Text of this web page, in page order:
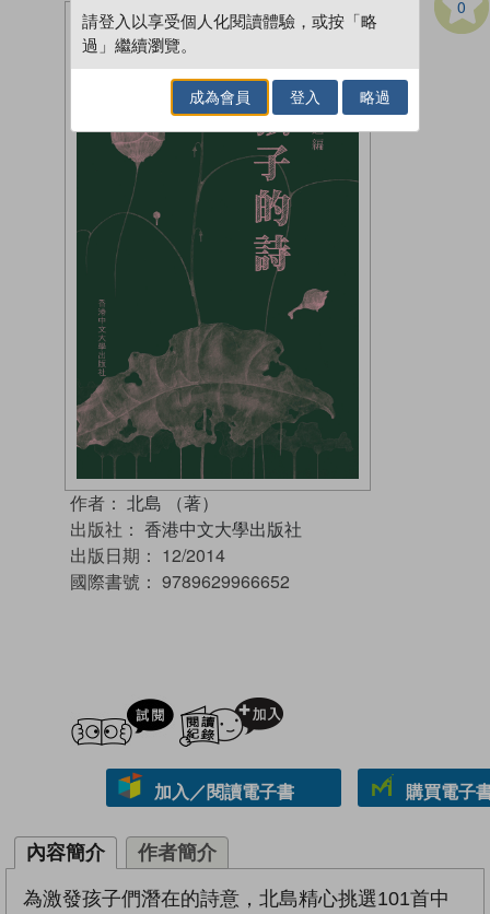
0
作者： 北島 （著）
出版社： 香港中文大學出版社
出版日期： 12/2014
國際書號： 9789629966652
試閲
加入／閱讀電子書 購買電子
內容簡介 作者簡介
為激發孩子們潛在的詩意，北島精心挑選101首中
請登入以享受個人化閱讀體驗，或按「略
過」繼續瀏覽。
成為會員 登入 略過